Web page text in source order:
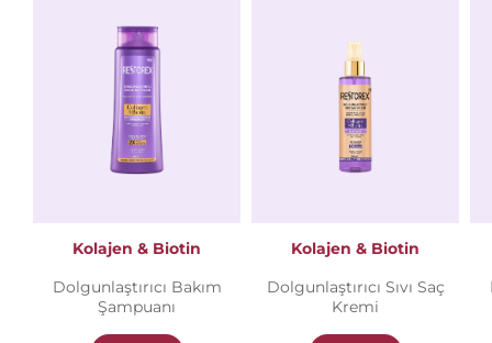
Kolajen & Biotin
Dolgunlaştırıcı Bakım
Şampuanı
Kolajen & Biotin
Dolgunlaştırıcı Sıvı Saç
Kremi